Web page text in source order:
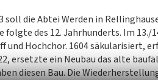
soll die Abtei Werden in
folgte des 12. Jahrhunderts. Im
und Hochchor. 1604 säkularisiert,
ersetzte ein Neubau das alte
diesen Bau. Die